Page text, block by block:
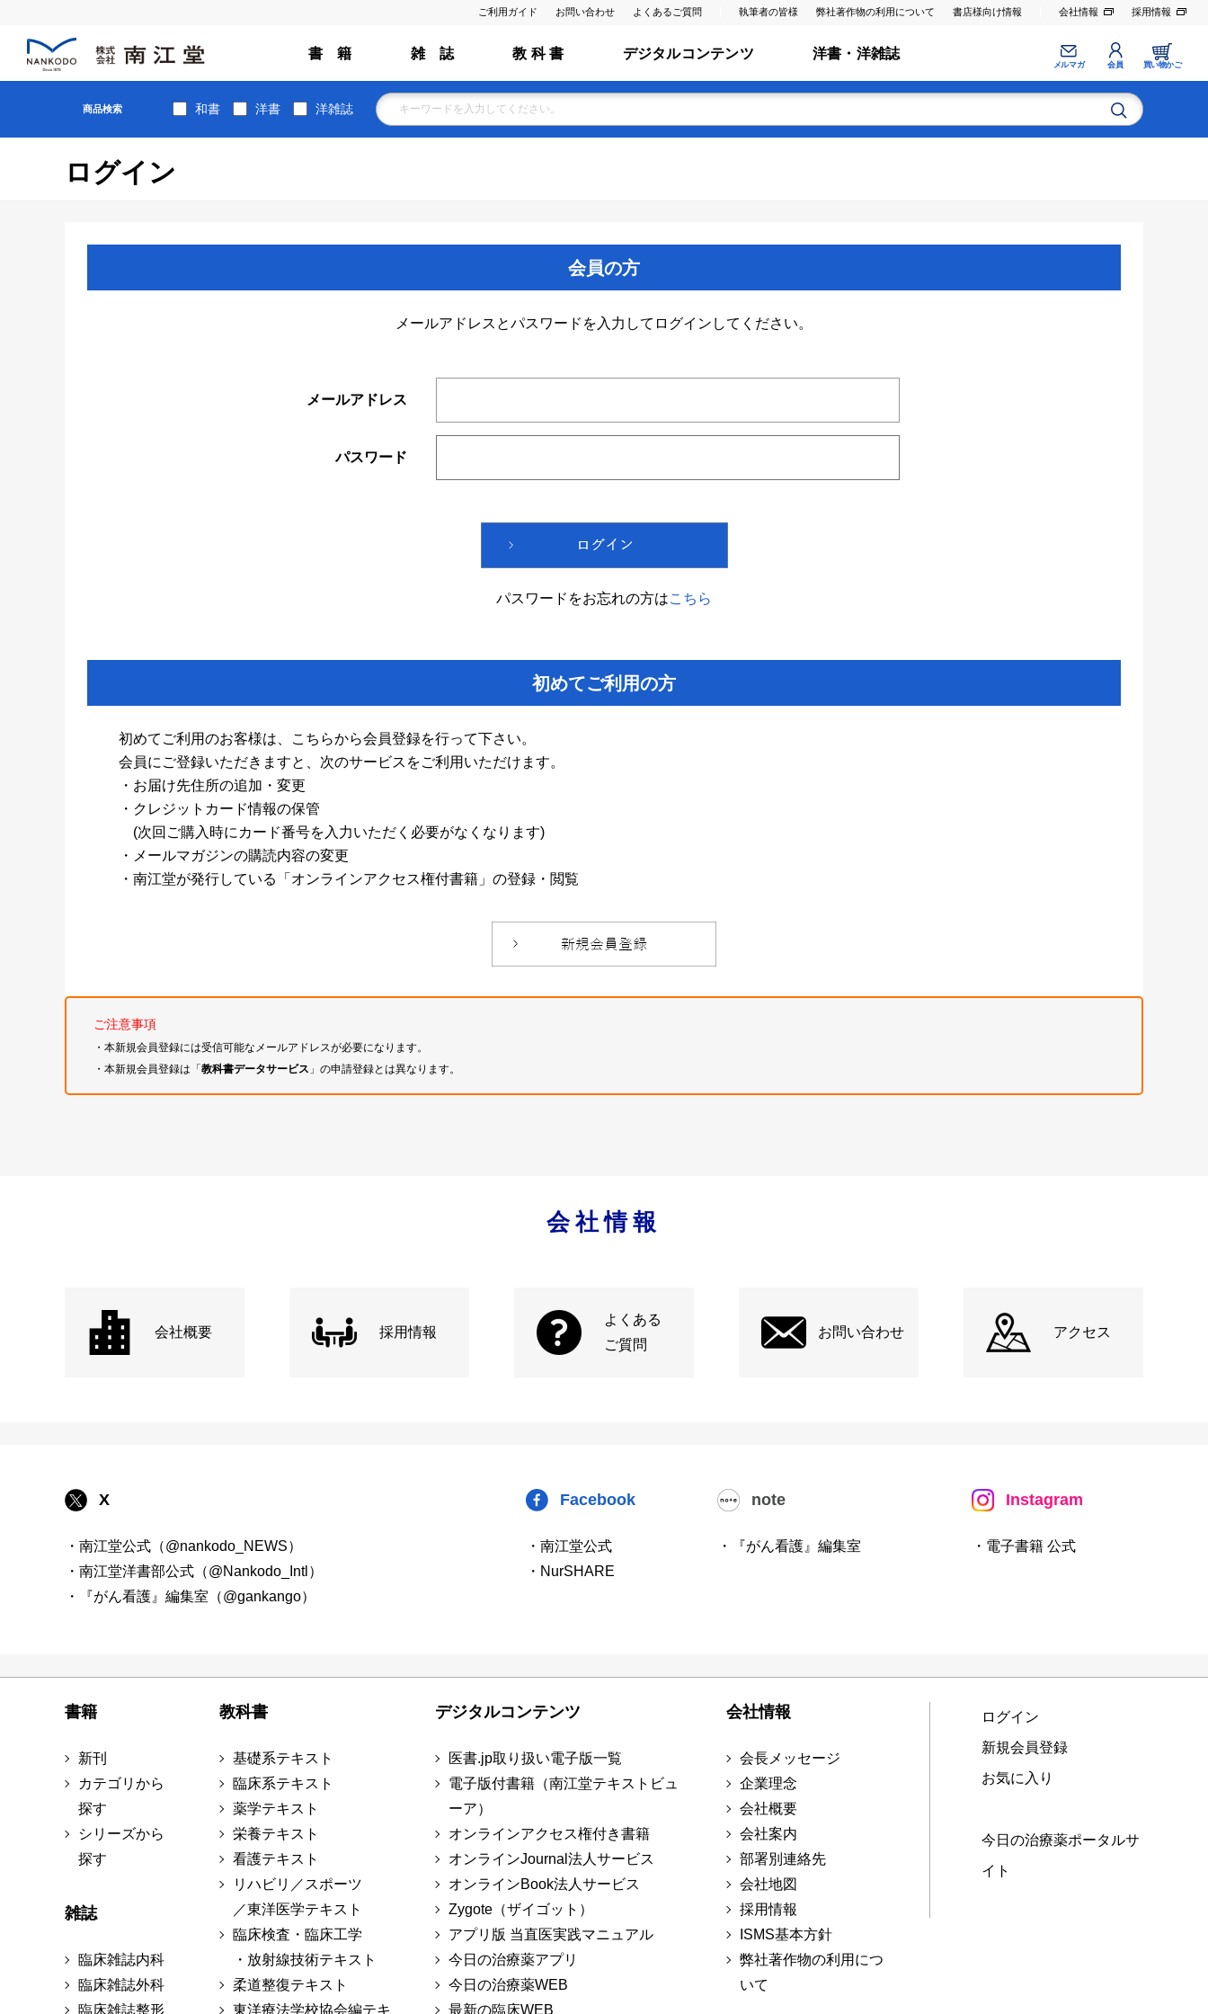
ご利用ガイド お問い合わせ よくあるご質問 執筆者の皆様 弊社著作物の利用について 書店様向け情報 会社情報 採用情報
書 籍 雑 誌 教 科 書 デジタルコンテンツ 洋書・洋雑誌
メルマガ 会員 買い物かご
商品検索 和書 洋書 洋雑誌
ログイン
会員の方
メールアドレスとパスワードを入力してログインしてください。
メールアドレス
パスワード
パスワードをお忘れの方はこちら
初めてご利用の方
初めてご利用のお客様は、こちらから会員登録を行って下さい。
会員にご登録いただきますと、次のサービスをご利用いただけます。
・お届け先住所の追加・変更
・クレジットカード情報の保管
(次回ご購入時にカード番号を入力いただく必要がなくなります)
・メールマガジンの購読内容の変更
・南江堂が発行している「オンラインアクセス権付書籍」の登録・閲覧
ご注意事項
・本新規会員登録には受信可能なメールアドレスが必要になります。
・本新規会員登録は「教科書データサービス 」の申請登録とは異なります。
会社情報
会社概要 採用情報
よくある
ご質問
お問い合わせ アクセス
X
・南江堂公式（@nankodo_NEWS）
・南江堂洋書部公式（@Nankodo_Intl）
・『がん看護』編集室（@gankango）
Facebook
・南江堂公式
・NurSHARE
note
・『がん看護』編集室
Instagram
・電子書籍 公式
書籍
新刊
カテゴリから
探す
シリーズから
探す
雑誌
臨床雑誌内科
臨床雑誌外科
臨床雑誌整形
教科書
基礎系テキスト
臨床系テキスト
薬学テキスト
栄養テキスト
看護テキスト
リハビリ／スポーツ
／東洋医学テキスト
臨床検査・臨床工学
・放射線技術テキスト
柔道整復テキスト
東洋療法学校協会編テキ
デジタルコンテンツ
医書.jp取り扱い電子版一覧
電子版付書籍（南江堂テキストビュ
ーア）
オンラインアクセス権付き書籍
オンラインJournal法人サービス
オンラインBook法人サービス
Zygote（ザイゴット）
アプリ版 当直医実践マニュアル
今日の治療薬アプリ
今日の治療薬WEB
最新の臨床WEB
会社情報
会長メッセージ
企業理念
会社概要
会社案内
部署別連絡先
会社地図
採用情報
ISMS基本方針
弊社著作物の利用につ
いて
ログイン
新規会員登録
お気に入り
今日の治療薬ポータルサ
イト